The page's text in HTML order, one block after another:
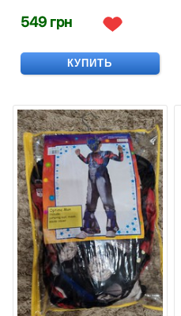
CARNIVAL, COSTUME, DISNEY
549 грн
КУПИТЬ